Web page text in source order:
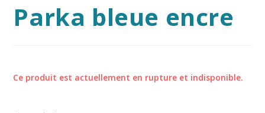
Parka bleue encre
Ce produit est actuellement en rupture et indisponible.